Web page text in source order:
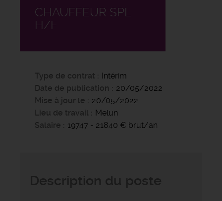
CHAUFFEUR SPL
H/F
Type de contrat
Intérim
Date de publication
20/05/2022
Mise à jour le
20/05/2022
Lieu de travail
Melun
Salaire
19747 - 21840 € brut/an